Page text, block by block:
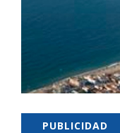
PUBLICIDAD